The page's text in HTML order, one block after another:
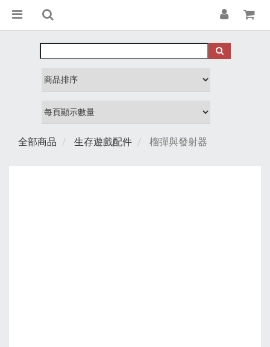
全部商品 生存遊戲配件 榴彈與發射器